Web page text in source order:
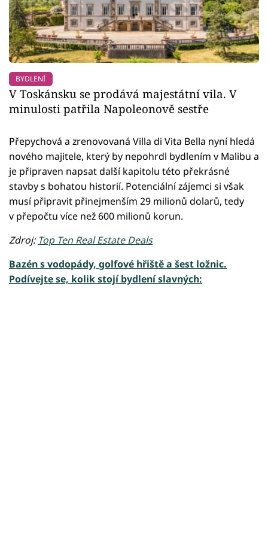
BYDLENÍ
V Toskánsku se prodává majestátní vila. V
minulosti patřila Napoleonově sestře
Přepychová a zrenovovaná Villa di Vita Bella nyní hledá
nového majitele, který by nepohrdl bydlením v Malibu a
je připraven napsat další kapitolu této překrásné
stavby s bohatou historií. Potenciální zájemci si však
musí připravit přinejmenším 29 milionů dolarů, tedy
v přepočtu více než 600 milionů korun.
Zdroj: Top Ten Real Estate Deals
Bazén s vodopády, golfové hřiště a šest ložnic.
Podívejte se, kolik stojí bydlení slavných: